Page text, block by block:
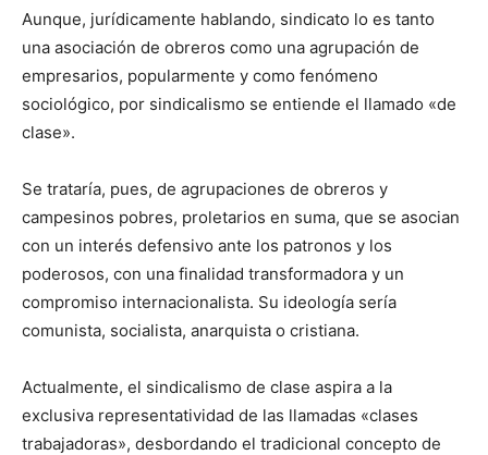
Aunque, jurídicamente hablando, sindicato lo es tanto
una asociación de obreros como una agrupación de
empresarios, popularmente y como fenómeno
sociológico, por sindicalismo se entiende el llamado «de
clase».
Se trataría, pues, de agrupaciones de obreros y
campesinos pobres, proletarios en suma, que se asocian
con un interés defensivo ante los patronos y los
poderosos, con una finalidad transformadora y un
compromiso internacionalista. Su ideología sería
comunista, socialista, anarquista o cristiana.
Actualmente, el sindicalismo de clase aspira a la
exclusiva representatividad de las llamadas «clases
trabajadoras», desbordando el tradicional concepto de